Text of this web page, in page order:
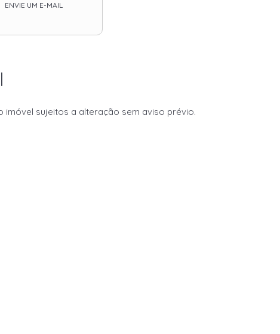
ENVIE UM E-MAIL
sujeitos a alteração sem aviso prévio.